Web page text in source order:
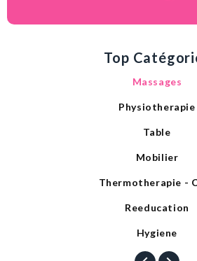
Top
Massages
Physiotherapie
Table
Mobilier
Thermotherapie -
Reeducation
Hygiene